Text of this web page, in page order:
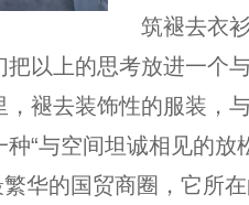
筑褪去衣
把以上的思考放进一个
，褪去装饰性的服装，
种“与空间坦诚相见的
华的国贸商圈，它所